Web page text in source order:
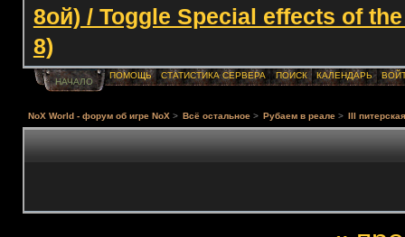
8ой) / Toggle Special effects of
8)
НАЧАЛО
ПОМОЩЬ СТАТИСТИКА СЕРВЕРА ПОИСК КАЛЕНДАРЬ
NoX World - форум об игре NoX > Всё остальное > Рубаем в реале > III